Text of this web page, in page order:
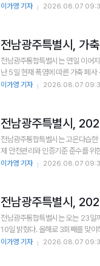
이가영 기자 2026.08.07
전남광주특별시, 가
전남광주통합특별시는 연일 이어
난 5일 현재 폭염에 따른 가축 폐
이가영 기자 2026.08.07
전남광주특별시,
전남광주통합특별시는 고온다습
제 안전관리와 인증기준 준수를 위
이가영 기자 2026.08.07
전남광주통합특별시는 오는 23일
10일 밝혔다. 올해로 3
이가영 기자 2026.08.07